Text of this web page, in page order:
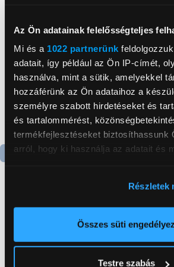
Az Ön adatainak felelősségteljes
Mi és a 1022 partnerünk
adatait, így például az Ön IP-címét,
használva, mint a sütik, amelyekkel
hozzáférünk az Ön adataihoz a
személyre szabott hirdetéseket és
és tartalommérést,
termékfejlesztéseket biztosíthassunk
arról, hogy ki használja az adatait és
elhelyezkedéséről pár méteres
Az Ön készülékén
Részletek
Összes süti
Testre szabás
JBL PartyBox 520
Bluetooth hangszóró
316 999 Ft
by side
199